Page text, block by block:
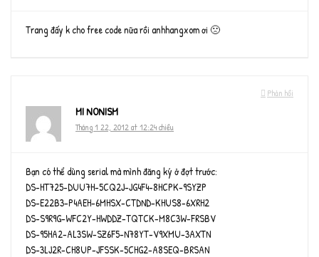
Trang đấy k cho free code nữa rồi anhhangxom ơi 🙁
Phản hồi
MI NONISM
Tháng 1 22, 2012 at 12:24 chiều
Bạn có thể dùng serial mà mình đăng ký ở đợt trước:
DS-HT725-DUU7H-5CQ2J-JG4F4-8HCPK-9SYZP
DS-E22B3-P4AEH-6MHSX-CTDND-KHUS8-6XRH2
DS-S9R9G-WFC2Y-HWDDZ-TQTCK-M8C3W-FRSBV
DS-95HA2-AL3SW-SZ6F5-N78YT-V9XMU-3AXTN
DS-3LJ2R-CH8UP-JFSSK-5CHG2-A8SEQ-BRSAN